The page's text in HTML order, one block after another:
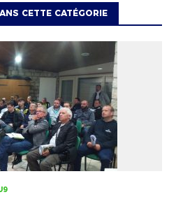
CETTE CATÉGORIE